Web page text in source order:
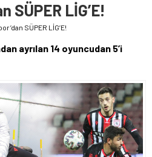
SÜPER LİG’E!
SÜPER LİG’E!
ayrılan 14 oyuncudan 5’i